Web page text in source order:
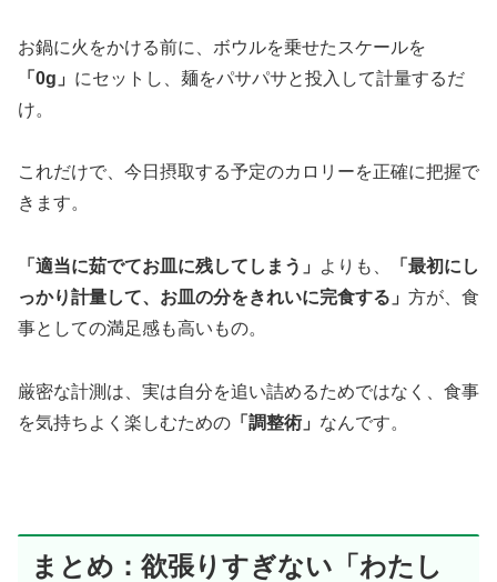
お鍋に火をかける前に、ボウルを乗せたスケールを
「0g」 にセットし、麺をパサパサと投入して計量するだ
け。
これだけで、今日摂取する予定のカロリーを正確に把握で
きます。
「適当に茹でてお皿に残してしまう」 よりも、
「最初にし
っかり計量して、お皿の分をきれいに完食する」 方が、食
事としての満足感も高いもの。
厳密な計測は、実は自分を追い詰めるためではなく、食事
を気持ちよく楽しむための 「調整術」 なんです。
まとめ：欲張りすぎない「わたし